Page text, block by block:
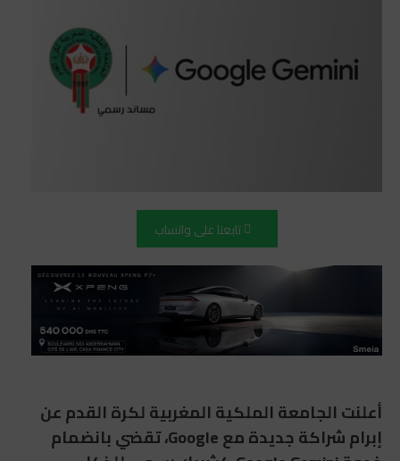
تابعنا على واتساب
أعلنتالجامعة الملكية المغربية لكرة القدمعن
إبرام شراكة جديدة معGoogle، تقضي بانضمام